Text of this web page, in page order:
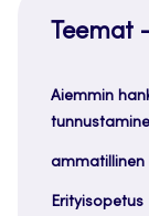
Teemat
Aiemmin
ammatillinen
Erityisopetus